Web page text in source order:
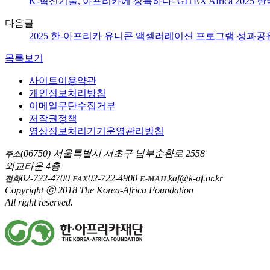
다음글
2025 한-아프리카 유니콘 액셀러레이션 프로그램 성과공
목록보기
사이트이용약관
개인정보처리방침
이메일무단수집거부
저작권정책
영상정보처리기기운영관리방침
주소(06750) 서울특별시 서초구 남부순환로 2558
외교타운 4층
전화02-722-4700 FAX02-722-4900 E-MAILkaf@k-af.or.kr
Copyright ⓒ 2018 The Korea-Africa Foundation
All right reserved.